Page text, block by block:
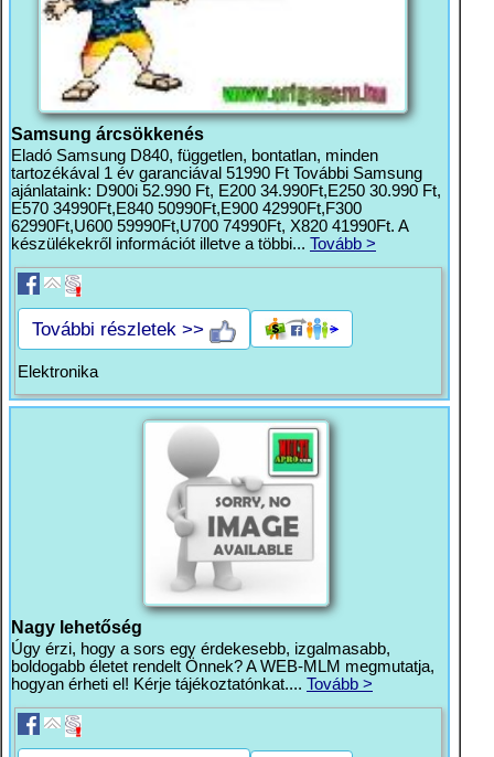
Samsung árcsökkenés
Eladó Samsung D840, független, bontatlan, minden
tartozékával 1 év garanciával 51990 Ft További Samsung
ajánlataink: D900i 52.990 Ft, E200 34.990Ft,E250 30.990 Ft,
E570 34990Ft,E840 50990Ft,E900 42990Ft,F300
62990Ft,U600 59990Ft,U700 74990Ft, X820 41990Ft. A
készülékekről információt illetve a többi... Tovább >
További részletek >>
Elektronika
Nagy lehetőség
Úgy érzi, hogy a sors egy érdekesebb, izgalmasabb,
boldogabb életet rendelt Önnek? A WEB-MLM megmutatja,
hogyan érheti el! Kérje tájékoztatónkat.... Tovább >